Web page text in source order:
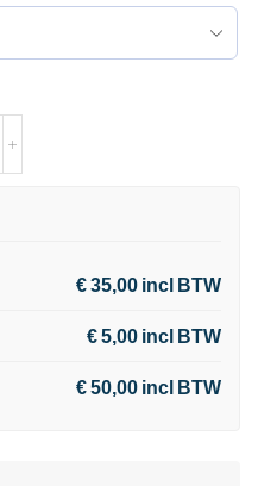
€ 35,00 incl BTW
€ 5,00 incl BTW
€ 50,00 incl BTW